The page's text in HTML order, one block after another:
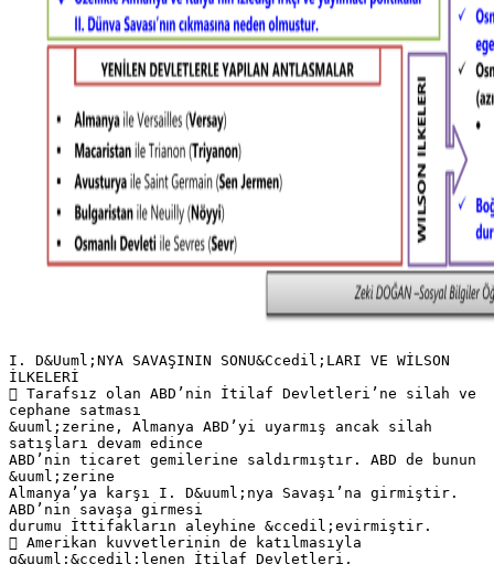
I. D&Uuml;NYA SAVAŞININ SONU&Ccedil;LARI VE WİLSON
İLKELERİ
 Tarafsız olan ABD’nin İtilaf Devletleri’ne silah ve
cephane satması
&uuml;zerine, Almanya ABD’yi uyarmış ancak silah
satışları devam edince
ABD’nin ticaret gemilerine saldırmıştır. ABD de bunun
&uuml;zerine
Almanya’ya karşı I. D&uuml;nya Savaşı’na girmiştir.
ABD’nin savaşa girmesi
durumu İttifakların aleyhine &ccedil;evirmiştir.
 Amerikan kuvvetlerinin de katılmasıyla
g&uuml;&ccedil;lenen İtilaf Devletleri,